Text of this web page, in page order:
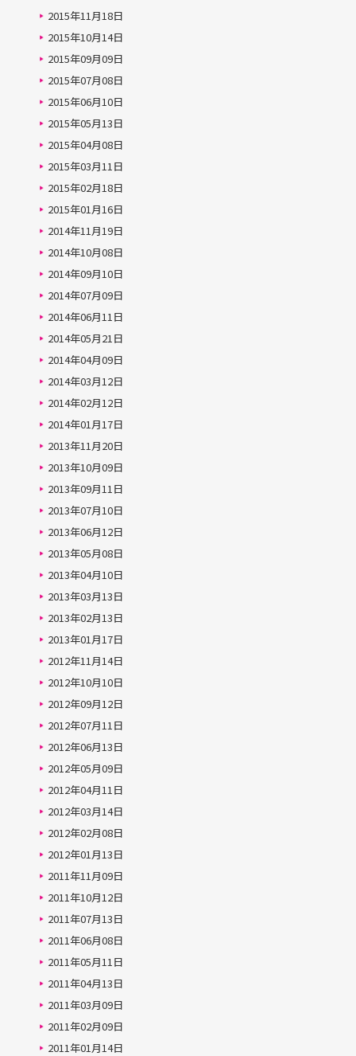
2015年11月18日
2015年10月14日
2015年09月09日
2015年07月08日
2015年06月10日
2015年05月13日
2015年04月08日
2015年03月11日
2015年02月18日
2015年01月16日
2014年11月19日
2014年10月08日
2014年09月10日
2014年07月09日
2014年06月11日
2014年05月21日
2014年04月09日
2014年03月12日
2014年02月12日
2014年01月17日
2013年11月20日
2013年10月09日
2013年09月11日
2013年07月10日
2013年06月12日
2013年05月08日
2013年04月10日
2013年03月13日
2013年02月13日
2013年01月17日
2012年11月14日
2012年10月10日
2012年09月12日
2012年07月11日
2012年06月13日
2012年05月09日
2012年04月11日
2012年03月14日
2012年02月08日
2012年01月13日
2011年11月09日
2011年10月12日
2011年07月13日
2011年06月08日
2011年05月11日
2011年04月13日
2011年03月09日
2011年02月09日
2011年01月14日